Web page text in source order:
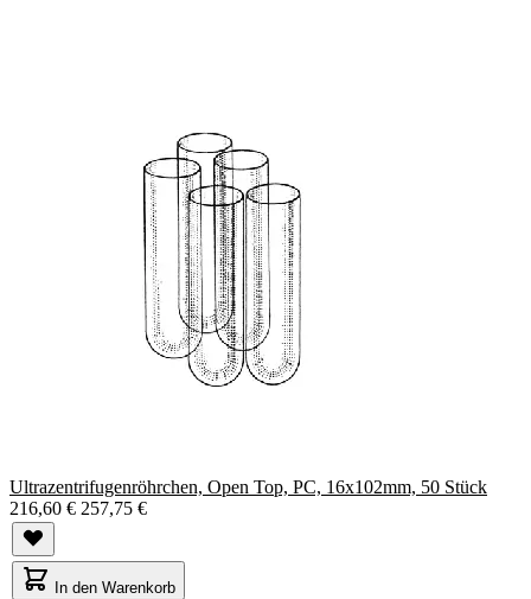
Ultrazentrifugenröhrchen, Open Top, PC, 16x102mm, 50 Stück
216,60 € 257,75 €
In den Warenkorb